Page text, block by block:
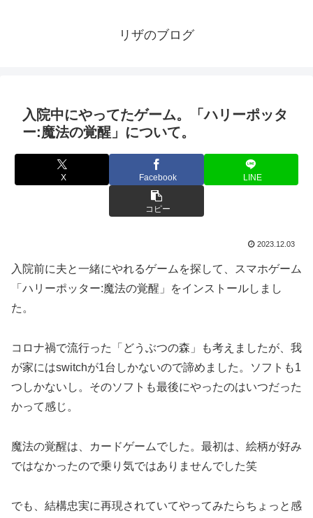
リザのブログ
入院中にやってたゲーム。「ハリーポッタ
ー:魔法の覚醒」について。
X Facebook LINE
コピー
2023.12.03
入院前に夫と一緒にやれるゲームを探して、スマホゲーム
「ハリーポッター:魔法の覚醒」をインストールしまし
た。
コロナ禍で流行った「どうぶつの森」も考えましたが、我
が家にはswitchが1台しかないので諦めました。ソフトも1
つしかないし。そのソフトも最後にやったのはいつだった
かって感じ。
魔法の覚醒は、カードゲームでした。最初は、絵柄が好み
ではなかったので乗り気ではありませんでした笑
でも、結構忠実に再現されていてやってみたらちょっと感